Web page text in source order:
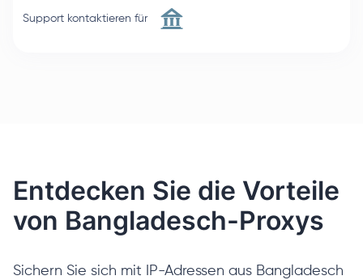
Support kontaktieren für
Entdecken Sie die Vorteile
von Bangladesch-Proxys
Sichern Sie sich mit IP-Adressen aus Bangladesch